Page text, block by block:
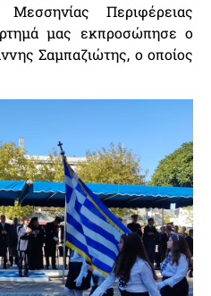
Μεσσηνίας Περιφέρειας
μας εκπροσώπησε ο
Σαμπαζιώτης, ο οποίος